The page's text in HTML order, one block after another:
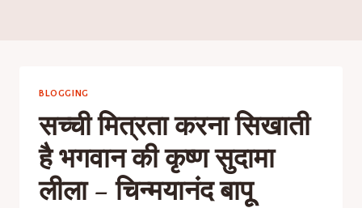
BLOGGING
सच्ची मित्रता करना सिखाती
है भगवान की कृष्ण सुदामा
लीला – चिन्मयानंद बापूू